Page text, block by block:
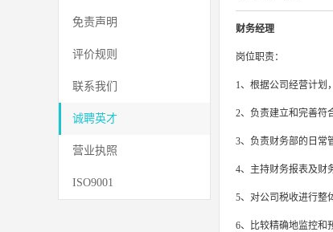
免责声明
评价规则
联系我们
诚聘英才
营业执照
ISO9001
财务经理
岗位职责：
1、根据公司经营计划
2、负责建立和完善符
3、负责财务部的日常
4、主持财务报表及财
5、对公司税收进行整
6、比较精确地监控和